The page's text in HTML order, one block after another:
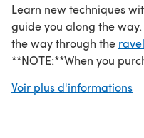
Learn new techniques
guide you along the
the way through the
**NOTE:**When you
have to check your
Voir plus d'informations